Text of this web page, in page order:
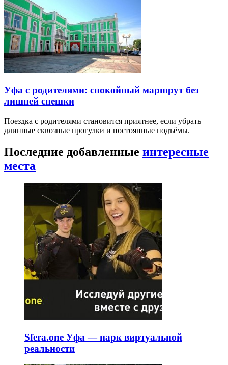
Уфа с родителями: спокойный маршрут без
лишней спешки
Поездка с родителями становится приятнее, если убрать
длинные сквозные прогулки и постоянные подъёмы.
Последние добавленные интересные
места
Sfera.one Уфа — парк виртуальной
реальности